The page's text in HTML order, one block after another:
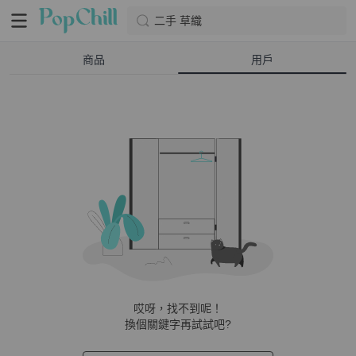
二手 草織
商品 用戶
哎呀，找不到呢！
換個關鍵字再試試吧?